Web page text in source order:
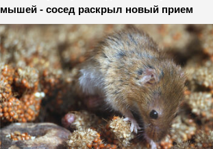
мышей - сосед раскрыл новый прием